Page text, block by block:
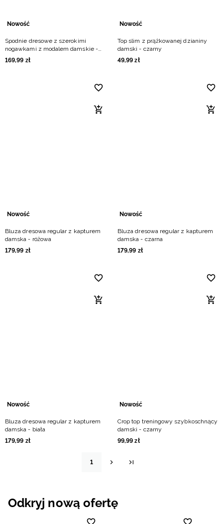
Nowość
Spodnie dresowe z szerokimi
nogawkami z modalem damskie -
czarne
169,99 zł
Nowość
Top slim z prążkowanej dzianiny
damski - czarny
49,99 zł
Nowość
Bluza dresowa regular z kapturem
damska - różowa
179,99 zł
Nowość
Bluza dresowa regular z kapturem
damska - czarna
179,99 zł
Nowość
Bluza dresowa regular z kapturem
damska - biała
179,99 zł
Nowość
Crop top treningowy szybkoschnący
damski - czarny
99,99 zł
1
Odkryj nową ofertę